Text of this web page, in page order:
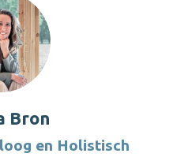
Bron
en Holistisch